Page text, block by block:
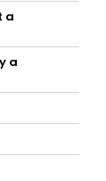
a
a